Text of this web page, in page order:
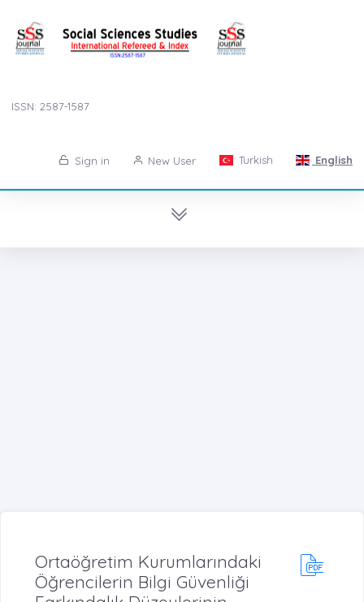
ISSN: 2587-1587
Sign in New User Turkish English
Ortaöğretim Kurumlarındaki
Öğrencilerin Bilgi Güvenliği